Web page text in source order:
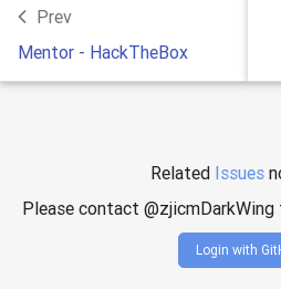
Prev
Mentor - HackTheBox
Related Issues
Please contact
Login with